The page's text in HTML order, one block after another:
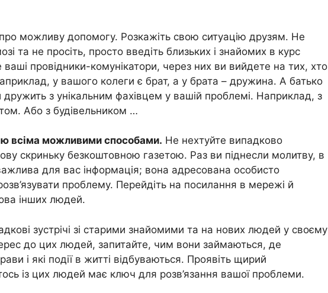
можливу допомогу. Розкажіть свою ситуацію друзям. Не
та не просіть, просто введіть близьких і знайомих в курс
провідники-комунікатори, через них ви вийдете на тих, хто
у вашого колеги є брат, а у брата – дружина. А батько
з унікальним фахівцем у вашій проблемі. Наприклад, з
Або з будівельником …
всіма можливими способами. Не нехтуйте випадково
скриньку безкоштовною газетою. Раз ви піднесли молитву, в
для вас інформація; вона адресована особисто
проблему. Перейдіть на посилання в мережі й
інших людей.
зустрічі зі старими знайомими та на нових людей у своєму
до цих людей, запитайте, чим вони займаються, де
і які події в житті відбуваються. Проявіть щирий
із цих людей має ключ для розв’язання вашої проблеми.